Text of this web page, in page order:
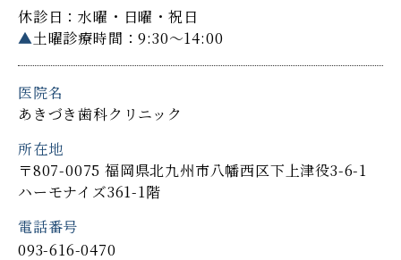
休診日：水曜・日曜・祝日
▲土曜診療時間：9:30～14:00
医院名
あきづき歯科クリニック
所在地
〒807-0075 福岡県北九州市八幡西区下上津役3-6-1
ハーモナイズ361-1階
電話番号
093-616-0470